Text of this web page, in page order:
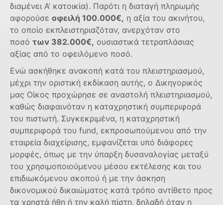
διαμένει Α’ κατοικία). Παρότι η διαταγή πληρωμής
αφορούσε οφειλή 100.000€, η αξία του ακινήτου,
το οποίο εκπλειστηριαζόταν, ανερχόταν στο
ποσό των 382.000€, ουσιαστικά τετραπλάσιας
αξίας από το οφειλόμενο ποσό.
Ενώ ασκήθηκε ανακοπή κατά του πλειστηριασμού,
μέχρι την οριστική εκδίκαση αυτής, ο Δικηγορικός
μας Οίκος προχώρησε σε αναστολή πλειστηριασμού,
καθώς διαφαινόταν η καταχρηστική συμπεριφορά
του πιστωτή. Συγκεκριμένα, η καταχρηστική
συμπεριφορά του fund, εκπροσωπούμενου από την
εταιρεία διαχείρισης, εμφανίζεται υπό διάφορες
μορφές, όπως με την ύπαρξη δυσαναλογίας μεταξύ
του χρησιμοποιούμενου μέσου εκτέλεσης και του
επιδιωκόμενου σκοπού ή με την άσκηση
δικονομικού δικαιώματος κατά τρόπο αντίθετο προς
τα χρηστά ήθη ή την καλή πίστη, δηλαδή όταν η